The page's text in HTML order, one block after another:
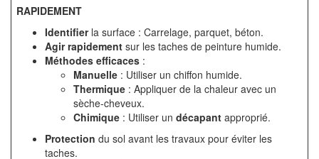
RAPIDEMENT
Identifierla surface : Carrelage, parquet, béton.
Agir rapidement sur les taches de peinture humide.
Méthodes efficaces :
Manuelle : Utiliser un chiffon humide.
Thermique : Appliquer de la chaleur avec un
sèche-cheveux.
Chimique : Utiliser un décapant approprié.
Protection du sol avant les travaux pour éviter les
taches.